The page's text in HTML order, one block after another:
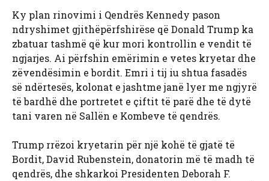
Ky plan rinovimi i Qendrës Kennedy pason
ndryshimet gjithëpërfshirëse që Donald Trump ka
zbatuar tashmë që kur mori kontrollin e vendit të
ngjarjes. Ai përfshin emërimin e vetes kryetar dhe
zëvendësimin e bordit. Emri i tij iu shtua fasadës
së ndërtesës, kolonat e jashtme janë lyer me ngjyrë
të bardhë dhe portretet e çiftit të parë dhe të dytë
tani varen në Sallën e Kombeve të qendrës.
Trump rrëzoi kryetarin për një kohë të gjatë të
Bordit, David Rubenstein, donatorin më të madh të
qendrës, dhe shkarkoi Presidenten Deborah F.